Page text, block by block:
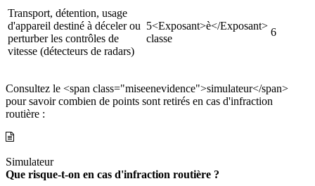
Transport, détention, usage
d'appareil destiné à déceler ou
perturber les contrôles de
vitesse (détecteurs de radars)
5<Exposant>è</Exposant>
classe
6
Consultez le <span class="miseenevidence">simulateur</span>
pour savoir combien de points sont retirés en cas d'infraction
routière :
Simulateur
Que risque-t-on en cas d'infraction routière ?